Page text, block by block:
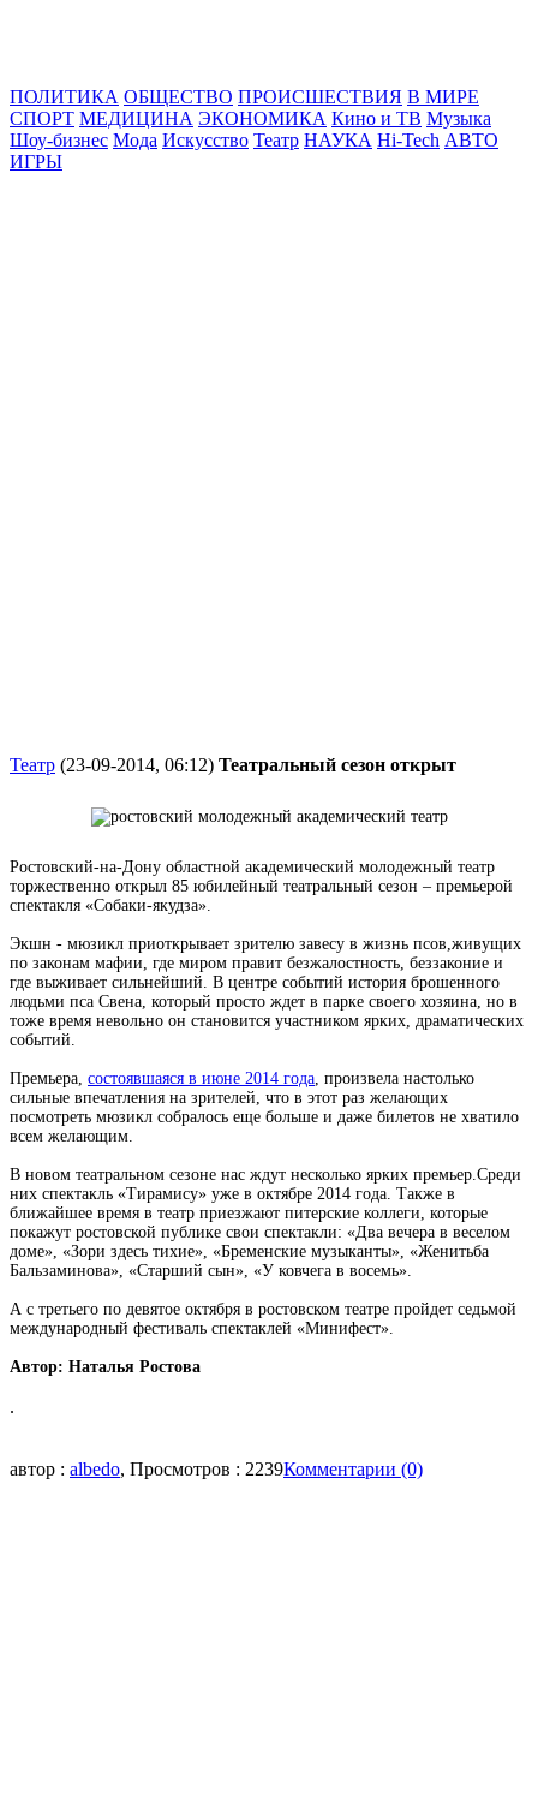
ПОЛИТИКА ОБЩЕСТВО ПРОИСШЕСТВИЯ В МИРЕ
СПОРТ МЕДИЦИНА ЭКОНОМИКА Кино и ТВ Музыка
Шоу-бизнес Мода Искусство Театр НАУКА Hi-Tech АВТО
ИГРЫ
Театр (23-09-2014, 06:12) Театральный сезон открыт
Ростовский-на-Дону областной академический молодежный театр
торжественно открыл 85 юбилейный театральный сезон – премьерой
спектакля «Собаки-якудза».
Экшн - мюзикл приоткрывает зрителю завесу в жизнь псов,живущих
по законам мафии, где миром правит безжалостность, беззаконие и
где выживает сильнейший. В центре событий история брошенного
людьми пса Свена, который просто ждет в парке своего хозяина, но в
тоже время невольно он становится участником ярких, драматических
событий.
Премьера, состоявшаяся в июне 2014 года, произвела настолько
сильные впечатления на зрителей, что в этот раз желающих
посмотреть мюзикл собралось еще больше и даже билетов не хватило
всем желающим.
В новом театральном сезоне нас ждут несколько ярких премьер.Среди
них спектакль «Тирамису» уже в октябре 2014 года. Также в
ближайшее время в театр приезжают питерские коллеги, которые
покажут ростовской публике свои спектакли: «Два вечера в веселом
доме», «Зори здесь тихие», «Бременские музыканты», «Женитьба
Бальзаминова», «Старший сын», «У ковчега в восемь».
А с третьего по девятое октября в ростовском театре пройдет седьмой
международный фестиваль спектаклей «Минифест».
Автор: Наталья Ростова
.
автор : albedo, Просмотров : 2239Комментарии (0)